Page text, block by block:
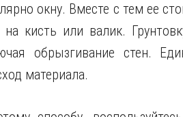
окну. Вместе с тем ее
кисть или валик.
обрызгивание стен.
материала.